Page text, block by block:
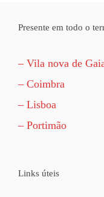
Presente em todo o
– Vila nova de
– Coimbra
– Lisboa
– Portimão
Links úteis